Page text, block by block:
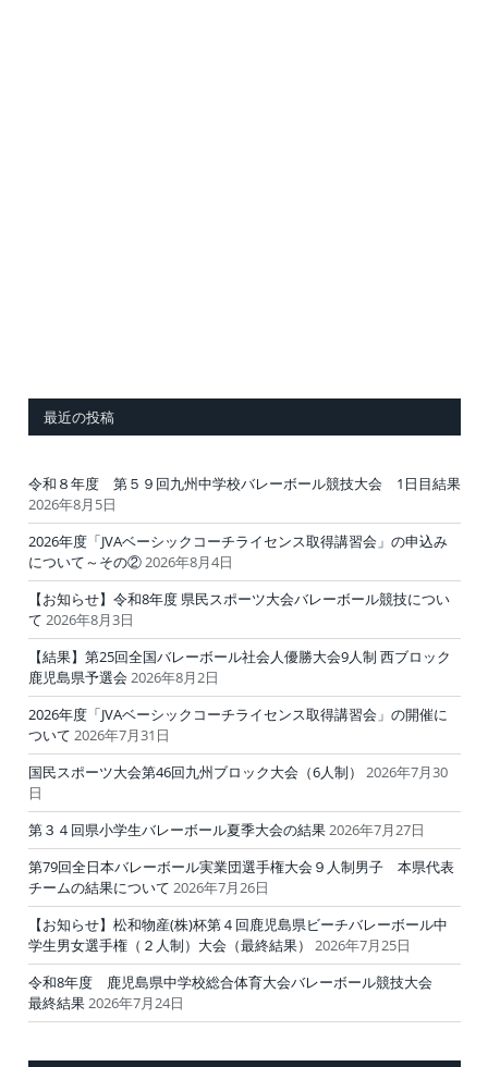
最近の投稿
令和８年度 第５９回九州中学校バレーボール競技大会 1日目結果
2026年8月5日
2026年度「JVAベーシックコーチライセンス取得講習会」の申込み
について～その②2026年8月4日
【お知らせ】令和8年度 県民スポーツ大会バレーボール競技につい
て 2026年8月3日
【結果】第25回全国バレーボール社会人優勝大会9人制 西ブロック
鹿児島県予選会 2026年8月2日
2026年度「JVAベーシックコーチライセンス取得講習会」の開催に
ついて 2026年7月31日
国民スポーツ大会第46回九州ブロック大会（6人制）
2026年7月30
日
第３４回県小学生バレーボール夏季大会の結果2026年7月27日
第79回全日本バレーボール実業団選手権大会９人制男子 本県代表
チームの結果について 2026年7月26日
【お知らせ】松和物産(株)杯第４回鹿児島県ビーチバレーボール中
学生男女選手権（２人制）大会（最終結果）
2026年7月25日
令和8年度 鹿児島県中学校総合体育大会バレーボール競技大会
最終結果2026年7月24日